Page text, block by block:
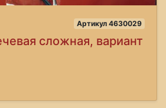
Артикул 4630029
сложная, вариант